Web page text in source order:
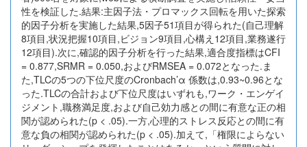
性を検証した.結果:主因子法・プロマックス回転を用いた探索
的因子分析を実施した結果,5因子51項目が得られた(自己理解
8項目,状況把握10項目,ビジョン9項目,心構え12項目,業務遂行
12項目).次に,確認的因子分析を行った結果,適合度指標はCFI
= 0.877,SRMR = 0.050,およびRMSEA = 0.072となった.ま
た,TLCの5つの下位尺度のCronbach’α 係数は,0.93~0.96とな
った.TLCの合計および下位尺度はいずれも,ワーク・エンゲイ
ジメント,職務満足度,および自己効力感との間に有意な正の相
関が認められた(p < .05).一方,心理的ストレス反応との間に有
意な負の相関が認められた(p < .05).加えて,「権限によらない